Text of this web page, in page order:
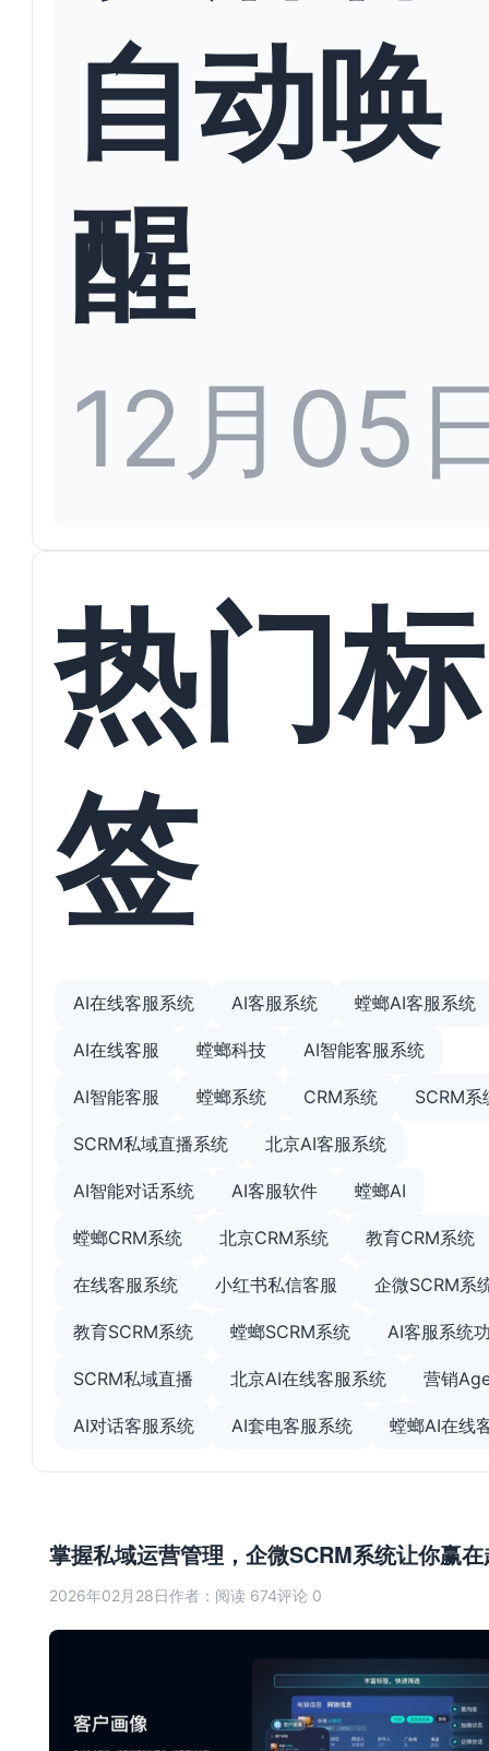
掌握私域运营管理，企微SCRM系统让你赢
2026年02月28日作者： 阅读 674评论 0
自动唤
醒
12月05
热门标
签
AI在线客服系统 AI客服系统 螳螂AI客服系统
AI在线客服 螳螂科技 AI智能客服系统
AI智能客服 螳螂系统 CRM系统 SCRM系
SCRM私域直播系统 北京AI客服系统
AI智能对话系统 AI客服软件 螳螂AI
螳螂CRM系统 北京CRM系统 教育CRM系统
在线客服系统 小红书私信客服 企微SCRM系
教育SCRM系统 螳螂SCRM系统 AI客服系统
SCRM私域直播 北京AI在线客服系统 营销
AI对话客服系统 AI套电客服系统 螳螂AI在线